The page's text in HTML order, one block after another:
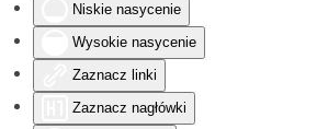
Niskie nasycenie
Wysokie nasycenie
Zaznacz linki
Zaznacz nagłówki